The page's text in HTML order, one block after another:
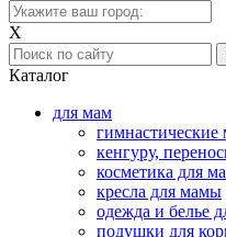
X
Каталог
для мам
гимнастические
кенгуру,
косметика для
кресла для мамы
одежда и белье
подушки для